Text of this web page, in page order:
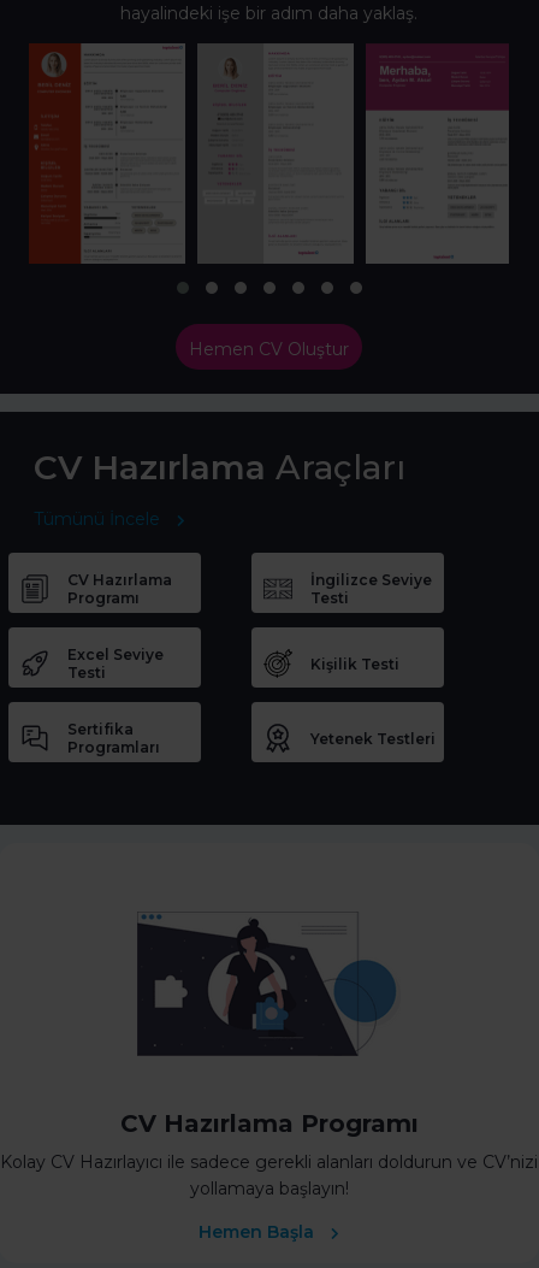
hayalindeki işe bir adım daha yaklaş.
Hemen CV Oluştur
CV Hazırlama Araçları
Tümünü İncele
CV Hazırlama
Programı
İngilizce Seviye
Testi
Excel Seviye
Testi
Kişilik Testi
Sertifika
Programları
Yetenek Testleri
CV Hazırlama Programı
Kolay CV Hazırlayıcı ile sadece gerekli alanları doldurun ve CV’nizi
yollamaya başlayın!
Hemen Başla